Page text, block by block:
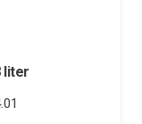
liter